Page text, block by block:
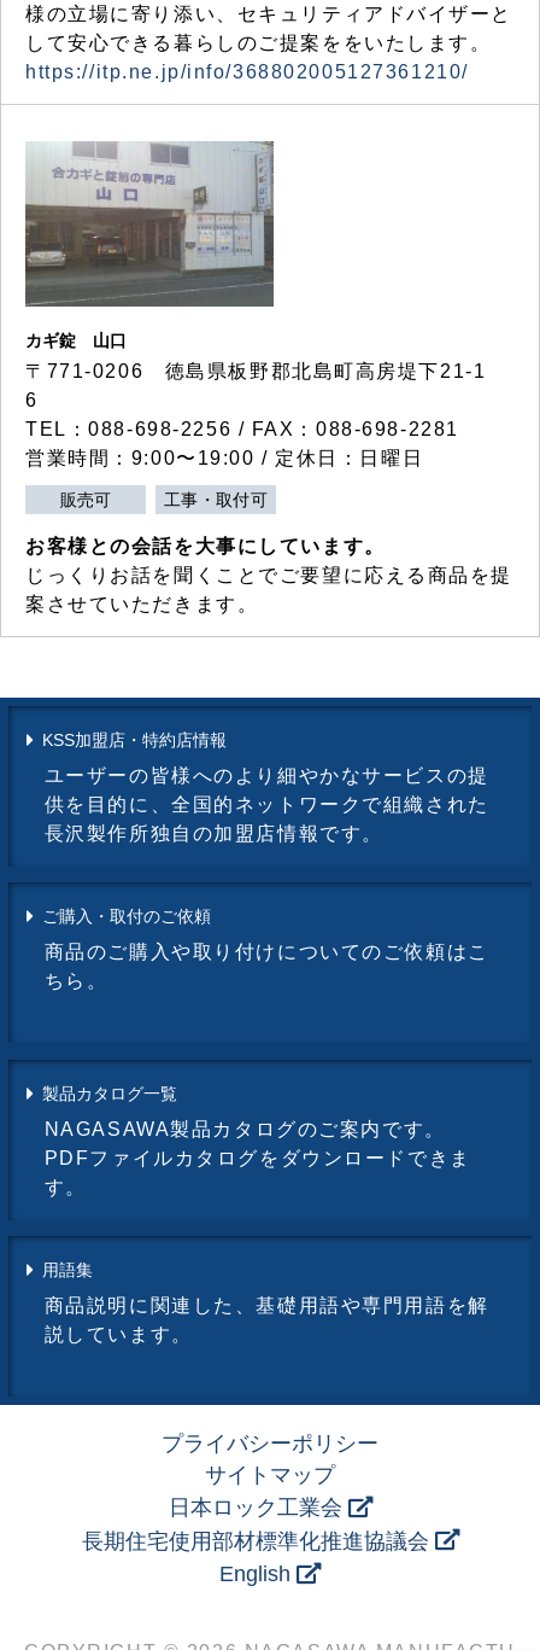
様の立場に寄り添い、セキュリティアドバイザーと
して安心できる暮らしのご提案ををいたします。
https://itp.ne.jp/info/368802005127361210/
カギ錠 山口
〒771-0206 徳島県板野郡北島町高房堤下21-1
6
TEL：088-698-2256 / FAX：088-698-2281
営業時間：9:00〜19:00 / 定休日：日曜日
販売可 工事・取付可
お客様との会話を大事にしています。
じっくりお話を聞くことでご要望に応える商品を提
案させていただきます。
KSS加盟店・特約店情報
ユーザーの皆様へのより細やかなサービスの提
供を目的に、全国的ネットワークで組織された
長沢製作所独自の加盟店情報です。
ご購入・取付のご依頼
商品のご購入や取り付けについてのご依頼はこ
ちら。
製品カタログ一覧
NAGASAWA製品カタログのご案内です。
PDFファイルカタログをダウンロードできま
す。
用語集
商品説明に関連した、基礎用語や専門用語を解
説しています。
プライバシーポリシー
サイトマップ
日本ロック工業会
長期住宅使用部材標準化推進協議会
English